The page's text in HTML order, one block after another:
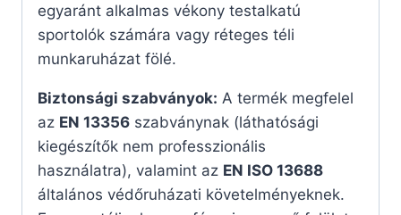
egyaránt alkalmas vékony testalkatú
sportolók számára vagy réteges téli
munkaruházat fölé.
Biztonsági szabványok: A termék megfelel
az EN 13356 szabványnak (láthatósági
kiegészítők nem professzionális
használatra), valamint az EN ISO 13688
általános védőruházati követelményeknek.